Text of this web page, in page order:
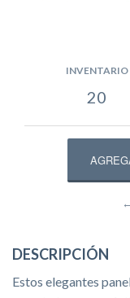
INVENTARIO
20
DESCRIPCIÓN
Estos elegantes